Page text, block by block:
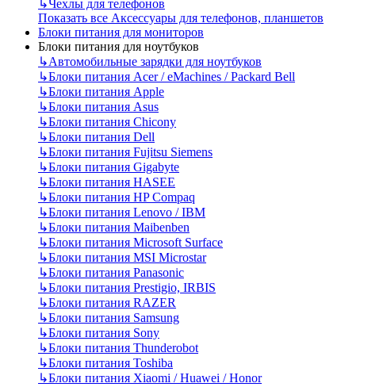
↳Чехлы для телефонов
Показать все Аксессуары для телефонов, планшетов
Блоки питания для мониторов
Блоки питания для ноутбуков
↳Автомобильные зарядки для ноутбуков
↳Блоки питания Acer / eMachines / Packard Bell
↳Блоки питания Apple
↳Блоки питания Asus
↳Блоки питания Chicony
↳Блоки питания Dell
↳Блоки питания Fujitsu Siemens
↳Блоки питания Gigabyte
↳Блоки питания HASEE
↳Блоки питания HP Compaq
↳Блоки питания Lenovo / IBM
↳Блоки питания Maibenben
↳Блоки питания Microsoft Surface
↳Блоки питания MSI Microstar
↳Блоки питания Panasonic
↳Блоки питания Prestigio, IRBIS
↳Блоки питания RAZER
↳Блоки питания Samsung
↳Блоки питания Sony
↳Блоки питания Thunderobot
↳Блоки питания Toshiba
↳Блоки питания Xiaomi / Huawei / Honor